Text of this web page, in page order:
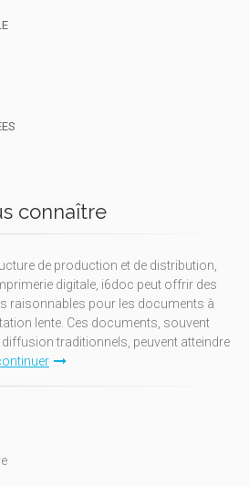
connaître
de production et de distribution,
digitale, i6doc peut offrir des
raisonnables pour les documents à
lente. Ces documents, souvent
traditionnels, peuvent atteindre